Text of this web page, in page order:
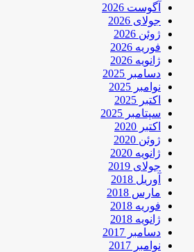
آگوست 2026
جولای 2026
ژوئن 2026
فوریه 2026
ژانویه 2026
دسامبر 2025
نوامبر 2025
اکتبر 2025
سپتامبر 2025
اکتبر 2020
ژوئن 2020
ژانویه 2020
جولای 2019
آوریل 2018
مارس 2018
فوریه 2018
ژانویه 2018
دسامبر 2017
نوامبر 2017